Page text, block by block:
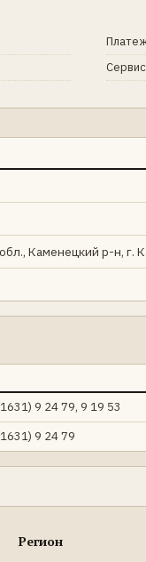
Каменецкий р-н, г.
9 24 79, 9 19 53
9 24 79
Регион